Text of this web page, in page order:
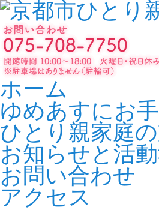
ホーム
ゆめあすにお
ひとり親家庭
お知らせと活
お問い合わせ
アクセス